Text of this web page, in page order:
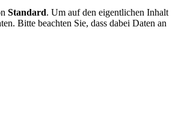
Standard. Um auf den eigentlichen Inhalt
Bitte beachten Sie, dass dabei Daten an